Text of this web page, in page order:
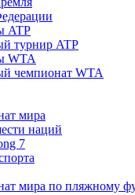
ATP
турнир ATP
WTA
чемпионат WTA
мира
наций
7
мира по пляжному